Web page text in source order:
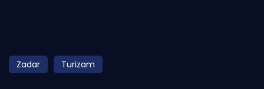
Obala
Otoci
Zadar Turizam